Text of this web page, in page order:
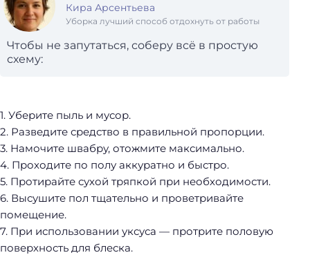
Кира Арсентьева
Уборка лучший способ отдохнуть от работы
Чтобы не запутаться, соберу всё в простую
схему:
1. Уберите пыль и мусор.
2. Разведите средство в правильной пропорции.
3. Намочите швабру, отожмите максимально.
4. Проходите по полу аккуратно и быстро.
5. Протирайте сухой тряпкой при необходимости.
6. Высушите пол тщательно и проветривайте
помещение.
7. При использовании уксуса — протрите половую
поверхность для блеска.